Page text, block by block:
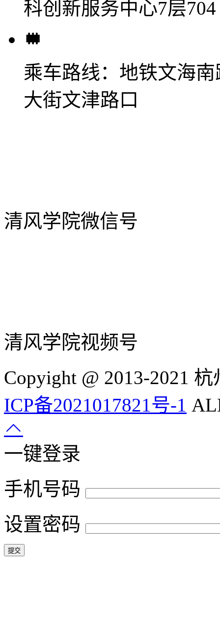
科创新服务中心7层704
乘车路线： 地铁文海
大街文津路口
清风学院微信号
清风学院视频号
Copyight @ 2013-2021
ICP备2021017821号-1
一键登录
手机号码
设置密码